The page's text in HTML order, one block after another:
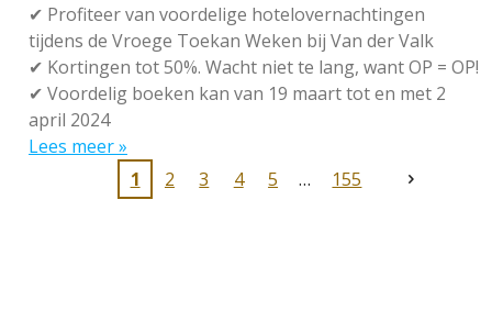
✔ Profiteer van voordelige hotelovernachtingen
tijdens de Vroege Toekan Weken bij Van der Valk
✔ Kortingen tot 50%. Wacht niet te lang, want OP = OP!
✔ Voordelig boeken kan van 19 maart tot en met 2
april 2024
Lees meer »
1
2 3 4 5 155